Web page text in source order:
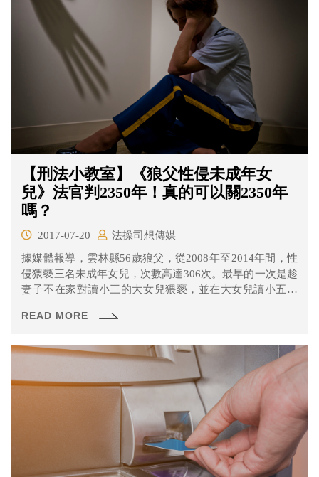
【刑法小教室】《狼父性侵未成年女
兒》法官判2350年！真的可以關2350年
嗎？
2017-07-20
法操司想傳媒
據媒體報導，雲林縣56歲狼父，從2008年至2014年間，性
侵猥褻三名未成年女兒，次數高達306次。最早的一次是趁
妻子不在家對讀小三的大女兒猥褻，並在大女兒讀小五時
慘遭毒手。於103年間，二女兒跟老師透露此事，而二女兒
READ MORE